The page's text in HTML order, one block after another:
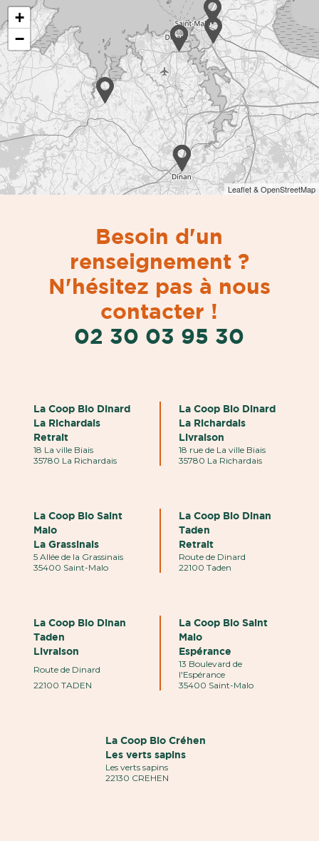
Besoin d'un
renseignement ?
N'hésitez pas à nous
contacter !
02 30 03 95 30
La Coop Bio Dinard
La Richardais
Retrait
18 La ville Biais
35780 La Richardais
La Coop Bio Dinard
La Richardais
Livraison
18 rue de La ville Biais
35780 La Richardais
La Coop Bio Saint
Malo
La Grassinais
5 Allée de la Grassinais
35400 Saint-Malo
La Coop Bio Dinan
Taden
Retrait
Route de Dinard
22100 Taden
La Coop Bio Dinan
Taden
Livraison
Route de Dinard
22100 TADEN
La Coop Bio Saint
Malo
Espérance
13 Boulevard de
l'Espérance
35400 Saint-Malo
La Coop Bio Créhen
Les verts sapins
Les verts sapins
22130 CREHEN
+
−
Leaflet & OpenStreetMap